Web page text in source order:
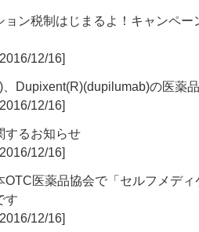
ョン税制はじまるよ！キャンペ
12/16]
Dupixent(R)(dupilumab)の医薬
12/16]
するお知らせ
12/16]
OTC医薬品協会で「セルフメデ
す
12/16]